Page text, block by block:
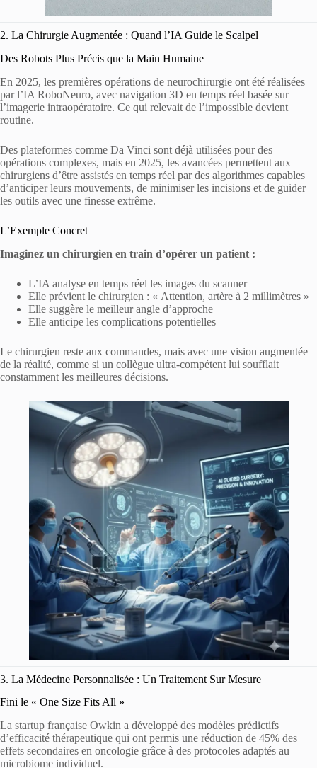
2. La Chirurgie Augmentée : Quand l’IA Guide le Scalpel
Des Robots Plus Précis que la Main Humaine
En 2025, les premières opérations de neurochirurgie ont été réalisées
par l’IA RoboNeuro, avec navigation 3D en temps réel basée sur
l’imagerie intraopératoire. Ce qui relevait de l’impossible devient
routine.
Des plateformes comme Da Vinci sont déjà utilisées pour des
opérations complexes, mais en 2025, les avancées permettent aux
chirurgiens d’être assistés en temps réel par des algorithmes capables
d’anticiper leurs mouvements, de minimiser les incisions et de guider
les outils avec une finesse extrême.
L’Exemple Concret
Imaginez un chirurgien en train d’opérer un patient :
L’IA analyse en temps réel les images du scanner
Elle prévient le chirurgien : « Attention, artère à 2 millimètres »
Elle suggère le meilleur angle d’approche
Elle anticipe les complications potentielles
Le chirurgien reste aux commandes, mais avec une vision augmentée
de la réalité, comme si un collègue ultra-compétent lui soufflait
constamment les meilleures décisions.
3. La Médecine Personnalisée : Un Traitement Sur Mesure
Fini le « One Size Fits All »
La startup française Owkin a développé des modèles prédictifs
d’efficacité thérapeutique qui ont permis une réduction de 45% des
effets secondaires en oncologie grâce à des protocoles adaptés au
microbiome individuel.